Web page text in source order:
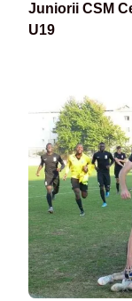
Juniorii CSM
U19